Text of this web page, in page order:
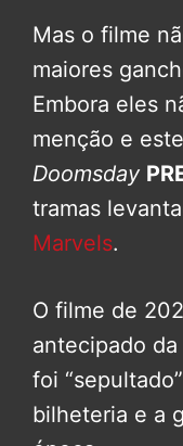
Mas o filme
maiores
Embora eles
menção e
Doomsday
tramas
Marvels.
O filme de
antecipado
foi
bilheteria e a